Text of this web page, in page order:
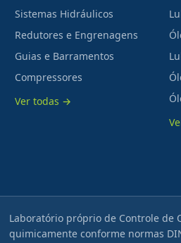
Sistemas Hidráulicos
Redutores e Engrenagens
Guias e Barramentos
Compressores
Ver todas →
Laboratório próprio de Controle de
quimicamente conforme normas